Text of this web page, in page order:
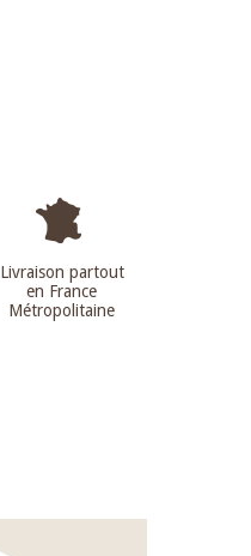
Livraison partout
en France
Métropolitaine